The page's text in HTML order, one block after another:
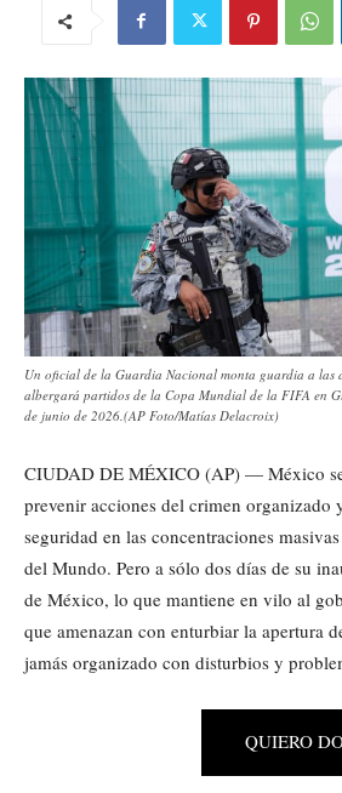
Un oficial de la Guardia Nacional monta guardia a las
albergará partidos de la Copa Mundial de la FIFA en
de junio de 2026.(AP Foto/Matías Delacroix)
CIUDAD DE MÉXICO (AP) — México
prevenir acciones del crimen organizado
seguridad en las concentraciones
del Mundo. Pero a sólo dos días de su
de México, lo que mantiene en vilo al
que amenazan con enturbiar la apertura
jamás organizado con disturbios y
QUIERO